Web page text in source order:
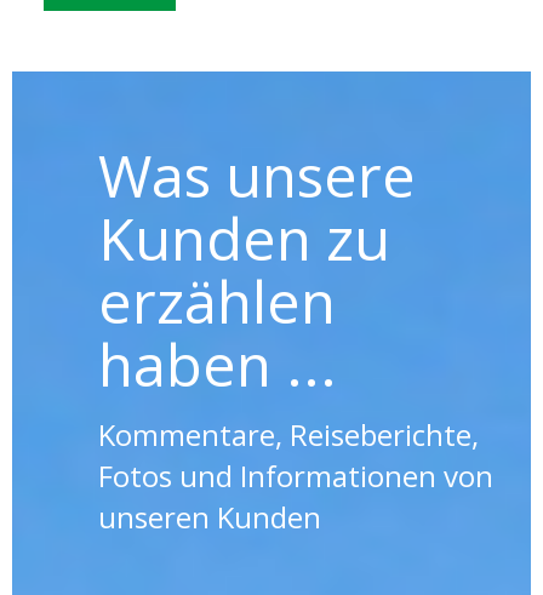
Was unsere
Kunden zu
erzählen
haben ...
Kommentare, Reiseberichte,
Fotos und Informationen von
unseren Kunden